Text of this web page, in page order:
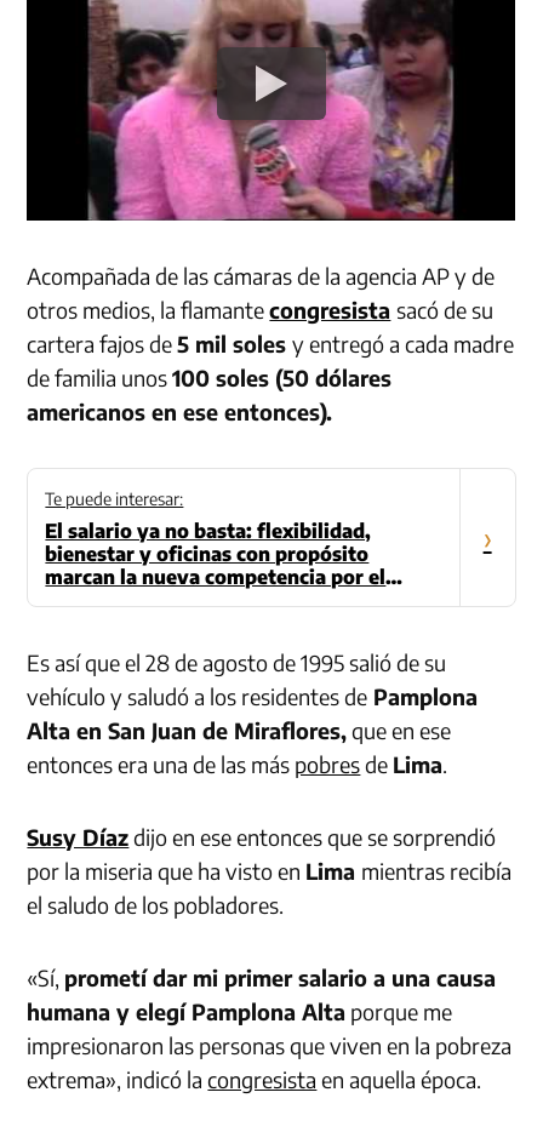
Acompañada de las cámaras de la agencia AP y de
otros medios, la flamantecongresista sacó de su
cartera fajos de5 mil solesy entregó a cada madre
de familia unos100 soles (50 dólares
americanos en ese entonces).
Te puede interesar:
El salario ya no basta: flexibilidad,
bienestar y oficinas con propósito
marcan la nueva competencia por el
›
Es así que el 28 de agosto de 1995 salió de su
vehículo y saludó a los residentes de Pamplona
Alta en San Juan de Miraflores, que en ese
entonces era una de las más pobresde Lima
Susy Díazdijo en ese entonces que se sorprendió
por la miseria que ha visto en Lima mientras recibía
el saludo de los pobladores.
«Sí, prometí dar mi primer salario a una causa
humana y elegí Pamplona Alta porque me
impresionaron las personas que viven en la pobreza
extrema», indicó lacongresista en aquella época.